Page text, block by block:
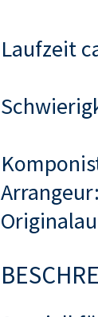
Laufzeit